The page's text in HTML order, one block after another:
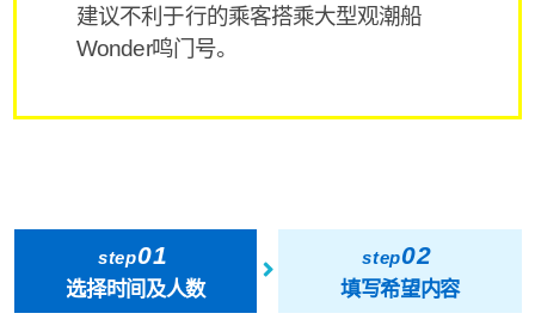
建议不利于行的乘客搭乘大型观潮船
Wonder鸣门号。
step01
选择时间及人数
step02
填写希望内容